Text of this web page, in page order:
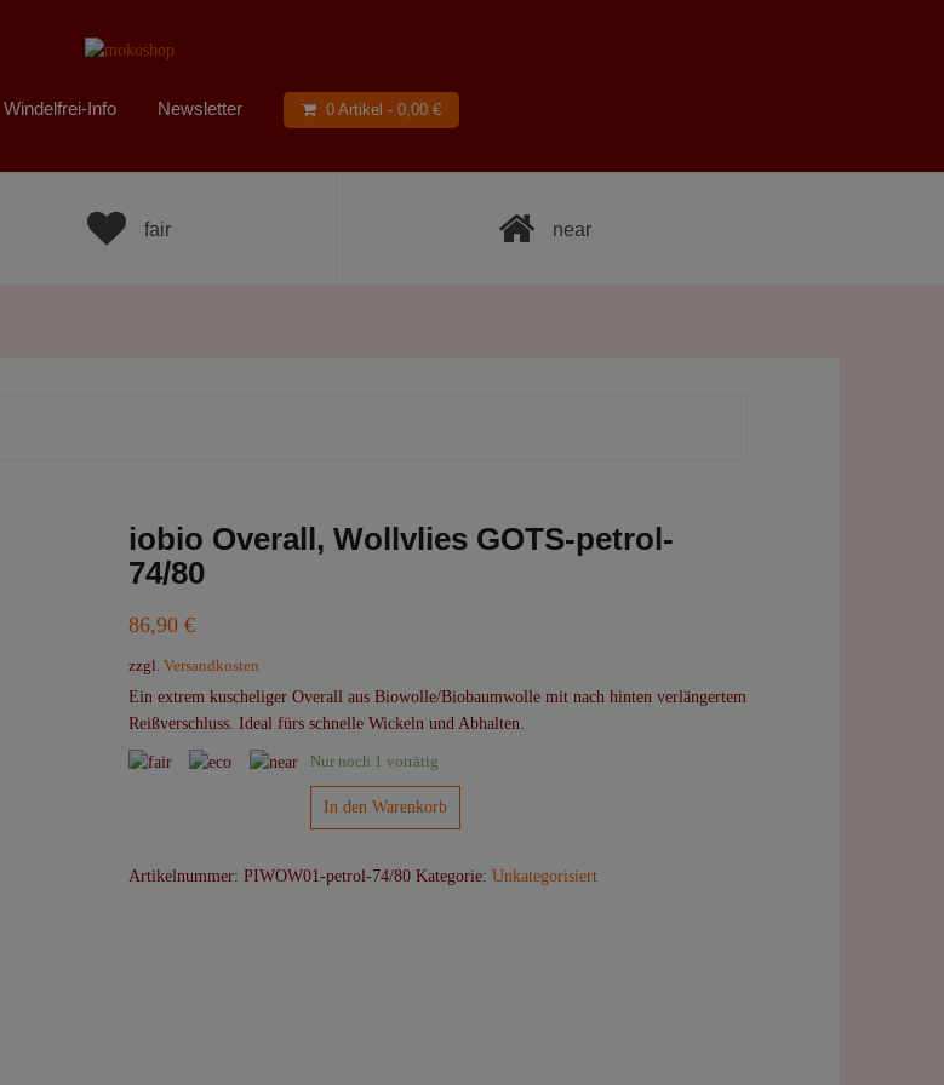
Windelfrei-Info Newsletter 0 Artikel - 0,00 €
fair near
iobio Overall, Wollvlies GOTS-petrol-
74/80
86,90 €
zzgl. Versandkosten
Ein extrem kuscheliger Overall aus Biowolle/Biobaumwolle mit nach hinten verlängertem
Reißverschluss. Ideal fürs schnelle Wickeln und Abhalten.
Nur noch 1 vorrätig
iobio
GOTS-
In den Warenkorb
Artikelnummer: PIWOW01-petrol-74/80 Kategorie: Unkategorisiert